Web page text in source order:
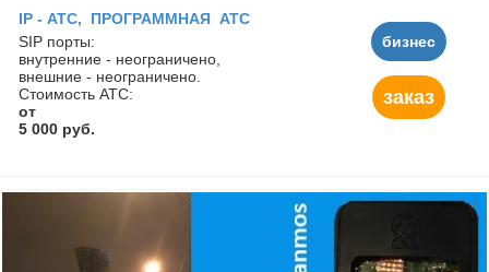
IP - АТC, ПРОГРАММНАЯ АТС
SIP порты:
внутренние - неограничено,
внешние - неограничено.
Стоимость АТС:
от
5 000 руб.
бизнес
заказ